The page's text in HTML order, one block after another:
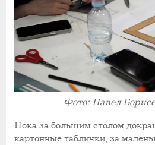
Фото: Павел
Пока за большим столом
картонные таблички, за